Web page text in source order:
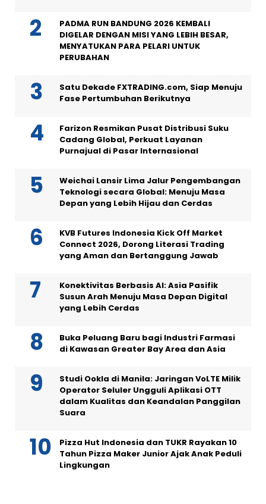
PADMA RUN BANDUNG 2026 KEMBALI
DIGELAR DENGAN MISI YANG LEBIH BESAR,
MENYATUKAN PARA PELARI UNTUK
PERUBAHAN
Satu Dekade FXTRADING.com, Siap Menuju
Fase Pertumbuhan Berikutnya
Farizon Resmikan Pusat Distribusi Suku
Cadang Global, Perkuat Layanan
Purnajual di Pasar Internasional
Weichai Lansir Lima Jalur Pengembangan
Teknologi secara Global: Menuju Masa
Depan yang Lebih Hijau dan Cerdas
KVB Futures Indonesia Kick Off Market
Connect 2026, Dorong Literasi Trading
yang Aman dan Bertanggung Jawab
Konektivitas Berbasis AI: Asia Pasifik
Susun Arah Menuju Masa Depan Digital
yang Lebih Cerdas
Buka Peluang Baru bagi Industri Farmasi
di Kawasan Greater Bay Area dan Asia
Studi Ookla di Manila: Jaringan VoLTE Milik
Operator Seluler Ungguli Aplikasi OTT
dalam Kualitas dan Keandalan Panggilan
Suara
Pizza Hut Indonesia dan TUKR Rayakan 10
Tahun Pizza Maker Junior Ajak Anak Peduli
Lingkungan